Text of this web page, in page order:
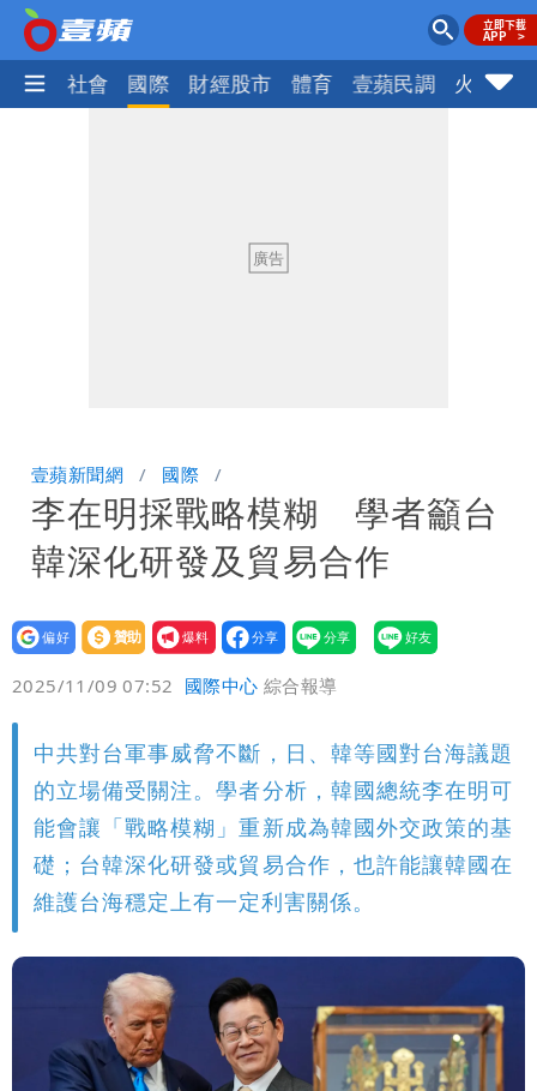
政治 社會 國際 財經股市 體育 壹蘋民調 火線話
壹蘋新聞網 國際
李在明採戰略模糊 學者籲台
韓深化研發及貿易合作
設為
贊助
我要
爆料
2025/11/09 07:52 國際中心 綜合報導
中共對台軍事威脅不斷，日、韓等國對台海議題
的立場備受關注。學者分析，韓國總統李在明可
能會讓「戰略模糊」重新成為韓國外交政策的基
礎；台韓深化研發或貿易合作，也許能讓韓國在
維護台海穩定上有一定利害關係。